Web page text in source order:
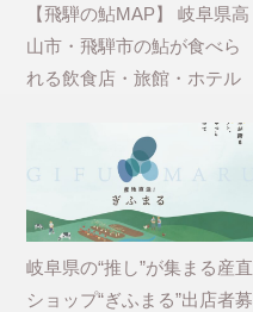
【飛騨の鮎MAP】 岐阜県高
山市・飛騨市の鮎が食べら
れる飲食店・旅館・ホテル
岐阜県の“推し”が集まる産直
ショップ“ぎふまる”出店者募